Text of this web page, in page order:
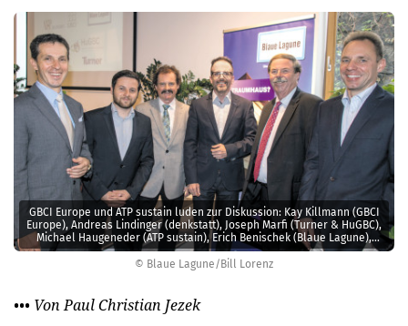
© Blaue Lagune/Bill Lorenz
GBCI Europe und ATP sustain luden zur Diskussion: Kay Killmann (GBCI
Europe), Andreas Lindinger (denkstatt), Joseph Marfi (Turner & HuGBC),
Michael Haugeneder (ATP sustain), Erich Benischek (Blaue Lagune),
Andreas Köttl (value one; v.l.).
••• Von Paul Christian Jezek